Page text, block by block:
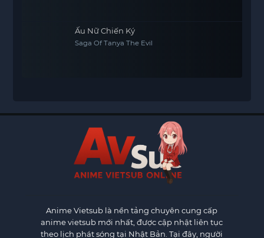
Ấu Nữ Chiến Ký
Saga Of Tanya The Evil
Anime Vietsub là nền tảng chuyên cung cấp
anime vietsub mới nhất, được cập nhật liên tục
theo lịch phát sóng tại Nhật Bản. Tại đây, người